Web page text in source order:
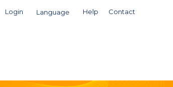
Login Language Help Contact